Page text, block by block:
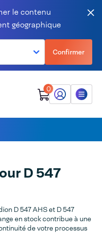
le contenu
géographique
Confirmer
0
Mon Audion
Menu
D 547
D 547 AHS et D 547
en stock contribue à une
de votre processus